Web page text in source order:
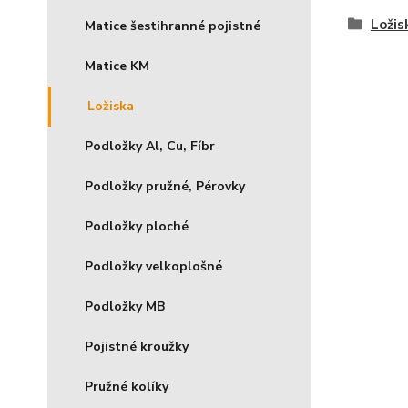
Matice šestihranné pojistné
Matice KM
Ložiska
Podložky Al, Cu, Fíbr
Podložky pružné, Pérovky
Podložky ploché
Podložky velkoplošné
Podložky MB
Pojistné kroužky
Pružné kolíky